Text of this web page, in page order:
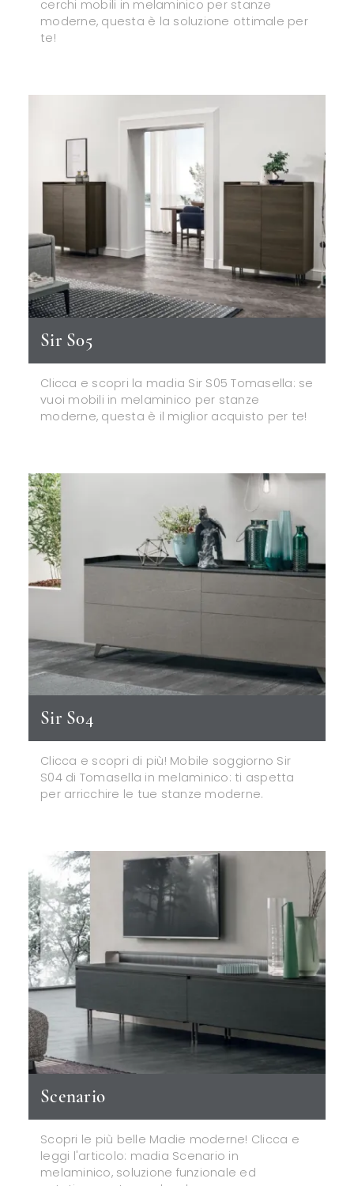
cerchi mobili in melaminico per stanze
moderne, questa è la soluzione ottimale per
te!
Sir S05
Clicca e scopri la madia Sir S05 Tomasella: se
vuoi mobili in melaminico per stanze
moderne, questa è il miglior acquisto per te!
Sir S04
Clicca e scopri di più! Mobile soggiorno Sir
S04 di Tomasella in melaminico: ti aspetta
per arricchire le tue stanze moderne.
Scenario
Scopri le più belle Madie moderne! Clicca e
leggi l'articolo: madia Scenario in
melaminico, soluzione funzionale ed